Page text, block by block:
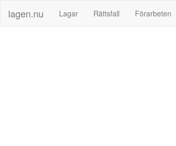
lagen.nu Lagar Rättsfall Förarbeten